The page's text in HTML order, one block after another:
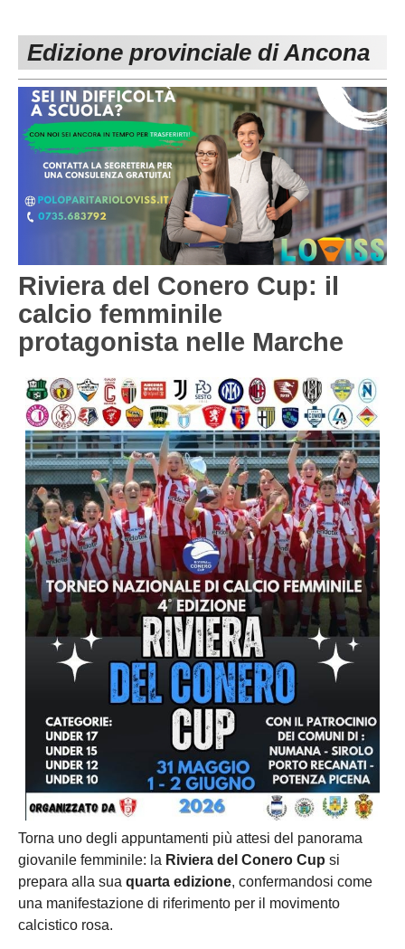
Carica la tua Rosa
1^ CATEGORIA
2^ CATEGORIA
3^ CATEGORIA
GIOVANILI
Edizione provinciale di Ancona
Riviera del Conero Cup: il
calcio femminile
protagonista nelle Marche
Torna uno degli appuntamenti più attesi del panorama
giovanile femminile: la Riviera del Conero Cup si
prepara alla sua quarta edizione, confermandosi come
una manifestazione di riferimento per il movimento
calcistico rosa.